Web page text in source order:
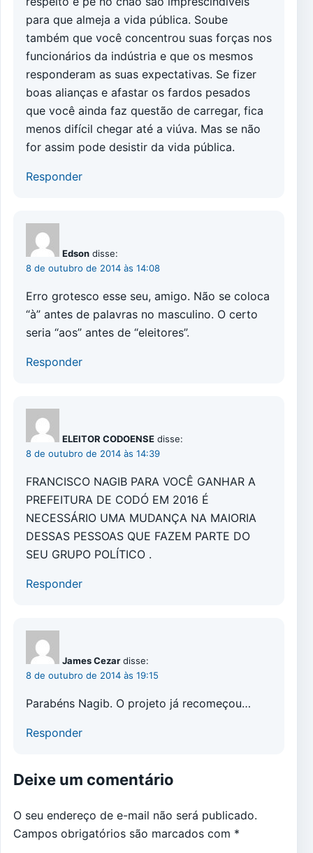
para que almeja a vida pública. Soube
também que você concentrou suas forças nos
funcionários da indústria e que os mesmos
responderam as suas expectativas. Se fizer
boas alianças e afastar os fardos pesados
que você ainda faz questão de carregar, fica
menos difícil chegar até a viúva. Mas se não
for assim pode desistir da vida pública.
Responder
Edson disse:
8 de outubro de 2014 às 14:08
Erro grotesco esse seu, amigo. Não se coloca
“à” antes de palavras no masculino. O certo
seria “aos” antes de “eleitores”.
Responder
ELEITOR CODOENSE disse:
8 de outubro de 2014 às 14:39
FRANCISCO NAGIB PARA VOCÊ GANHAR A
PREFEITURA DE CODÓ EM 2016 É
NECESSÁRIO UMA MUDANÇA NA MAIORIA
DESSAS PESSOAS QUE FAZEM PARTE DO
SEU GRUPO POLÍTICO .
Responder
James Cezar disse:
8 de outubro de 2014 às 19:15
Parabéns Nagib. O projeto já recomeçou…
Responder
Deixe um comentário
O seu endereço de e-mail não será publicado.
Campos obrigatórios são marcados com *